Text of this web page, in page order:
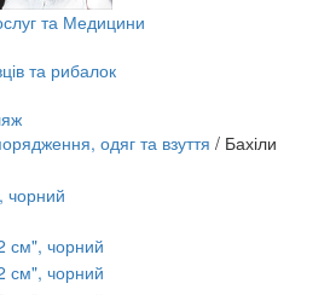
та Медицини
та рибалок
одяг та взуття / Бахіли